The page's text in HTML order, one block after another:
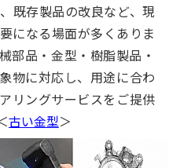
既存製品の改良など、現
になる場面が多くありま
部品・金型・樹脂製品・
物に対応し、用途に合わ
リングサービスをご提供
古い金型＞